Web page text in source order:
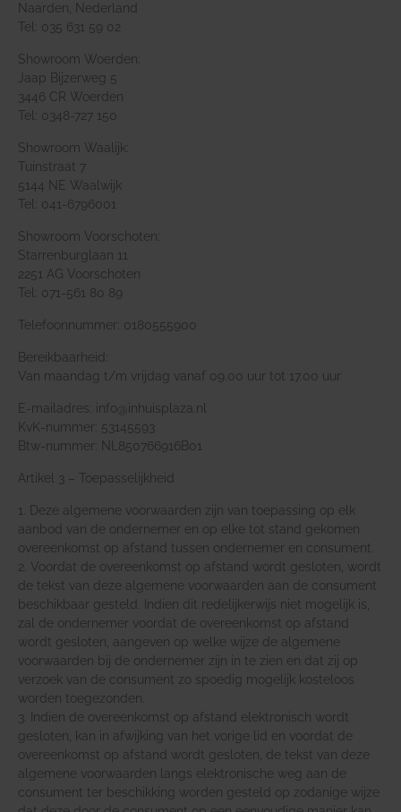
Naarden, Nederland
Tel: 035 631 59 02
Showroom Woerden:
Jaap Bijzerweg 5
3446 CR Woerden
Tel: 0348-727 150
Showroom Waalijk:
Tuinstraat 7
5144 NE Waalwijk
Tel: 041-6796001
Showroom Voorschoten:
Starrenburglaan 11
2251 AG Voorschoten
Tel: 071-561 80 89
Telefoonnummer: 0180555900
Bereikbaarheid:
Van maandag t/m vrijdag vanaf 09.00 uur tot 17.00 uur
E-mailadres: info@inhuisplaza.nl
KvK-nummer: 53145593
Btw-nummer: NL850766916B01
Artikel 3 – Toepasselijkheid
1. Deze algemene voorwaarden zijn van toepassing op elk
aanbod van de ondernemer en op elke tot stand gekomen
overeenkomst op afstand tussen ondernemer en consument.
2. Voordat de overeenkomst op afstand wordt gesloten, wordt
de tekst van deze algemene voorwaarden aan de consument
beschikbaar gesteld. Indien dit redelijkerwijs niet mogelijk is,
zal de ondernemer voordat de overeenkomst op afstand
wordt gesloten, aangeven op welke wijze de algemene
voorwaarden bij de ondernemer zijn in te zien en dat zij op
verzoek van de consument zo spoedig mogelijk kosteloos
worden toegezonden.
3. Indien de overeenkomst op afstand elektronisch wordt
gesloten, kan in afwijking van het vorige lid en voordat de
overeenkomst op afstand wordt gesloten, de tekst van deze
algemene voorwaarden langs elektronische weg aan de
consument ter beschikking worden gesteld op zodanige wijze